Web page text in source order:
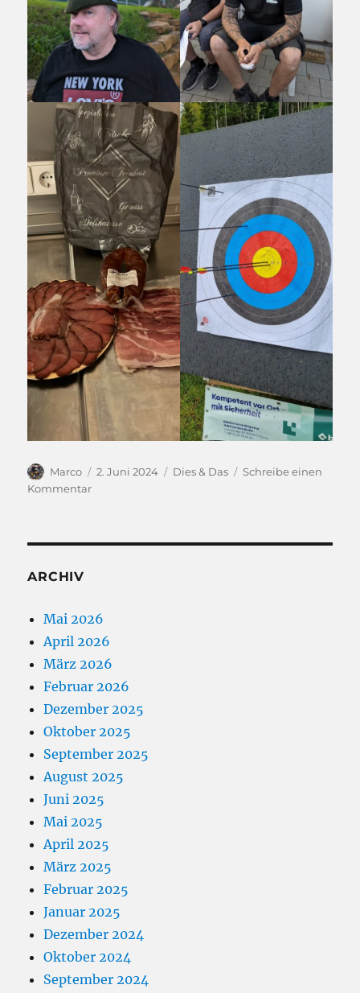
Autor
Marco
Veröffentlicht
2. Juni 2024 Kategorien
Dies & Das
Schreibe einen
Kommentarzu
ARCHIV
Mai 2026
April 2026
März 2026
Februar 2026
Dezember 2025
Oktober 2025
September 2025
August 2025
Juni 2025
Mai 2025
April 2025
März 2025
Februar 2025
Januar 2025
Dezember 2024
Oktober 2024
September 2024